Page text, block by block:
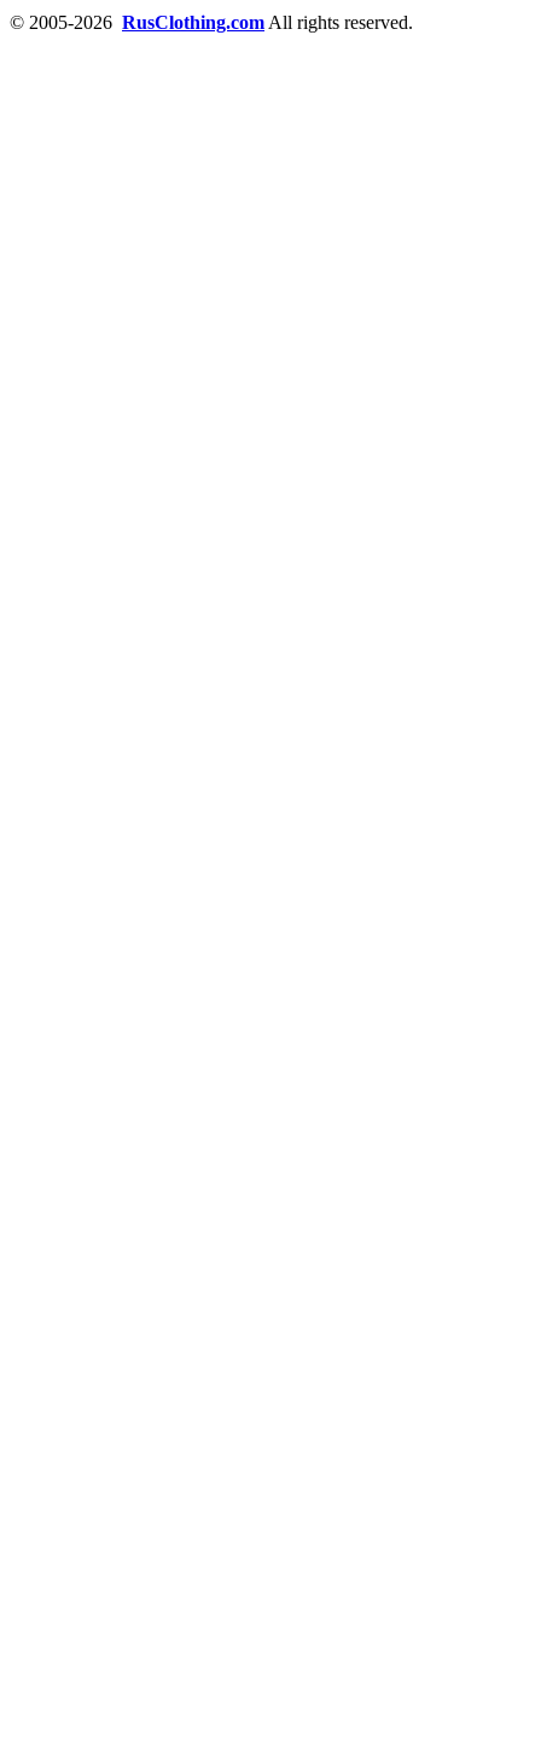
© 2005-2026 RusClothing.com All rights reserved.